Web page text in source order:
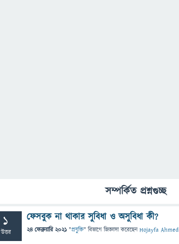
সম্পর্কিত প্রশ্নগুচ্ছ
1
উত্তর
ফেসবুক না থাকার সুবিধা ও অসুবিধা কী?
24 ফেব্রুয়ারি 2021 "প্রযুক্তি" বিভাগে জিজ্ঞাসাকরেছেনHojayfa Ahmed